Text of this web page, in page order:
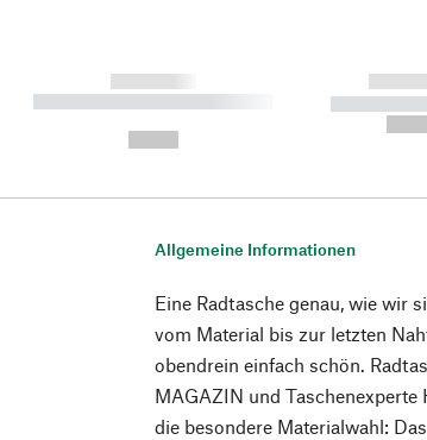
------------
----------- ----------- ----------
-----------
Allgemeine Informationen
Eine Radtasche genau, wie wir
vom Material bis zur letzten
obendrein einfach schön.
MAGAZIN und Taschenexperte
die besondere Materialwahl: